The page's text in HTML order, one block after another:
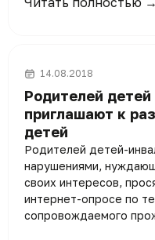
14.08.2018
Родителей
приглашают к
детей
Родителей детей-
нарушениями,
своих интересов,
интернет-опросе по
сопровождаемого